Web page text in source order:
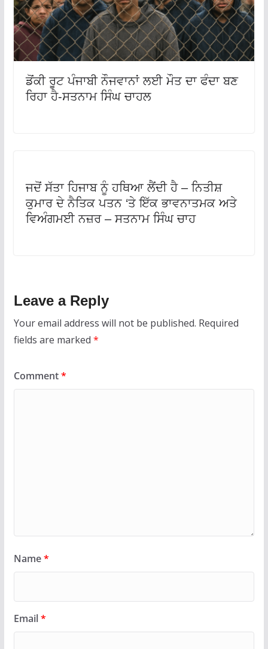
ਡੋਂਕੀ ਰੂਟ ਪੰਜਾਬੀ ਨੌਜਵਾਨਾਂ ਲਈ ਮੌਤ ਦਾ ਫੰਦਾ ਬਣ
ਰਿਹਾ ਹੈ-ਸਤਨਾਮ ਸਿੰਘ ਚਾਹਲ
ਜਦੋਂ ਸੱਤਾ ਹਿਜਾਬ ਨੂੰ ਹਥਿਆ ਲੈਂਦੀ ਹੈ – ਨਿਤੀਸ਼
ਕੁਮਾਰ ਦੇ ਨੈਤਿਕ ਪਤਨ ‘ਤੇ ਇੱਕ ਭਾਵਨਾਤਮਕ ਅਤੇ
ਵਿਅੰਗਮਈ ਨਜ਼ਰ – ਸਤਨਾਮ ਸਿੰਘ ਚਾਹ
Leave a Reply
Your email address will not be published. Required
fields are marked *
Comment*
Name*
Email*